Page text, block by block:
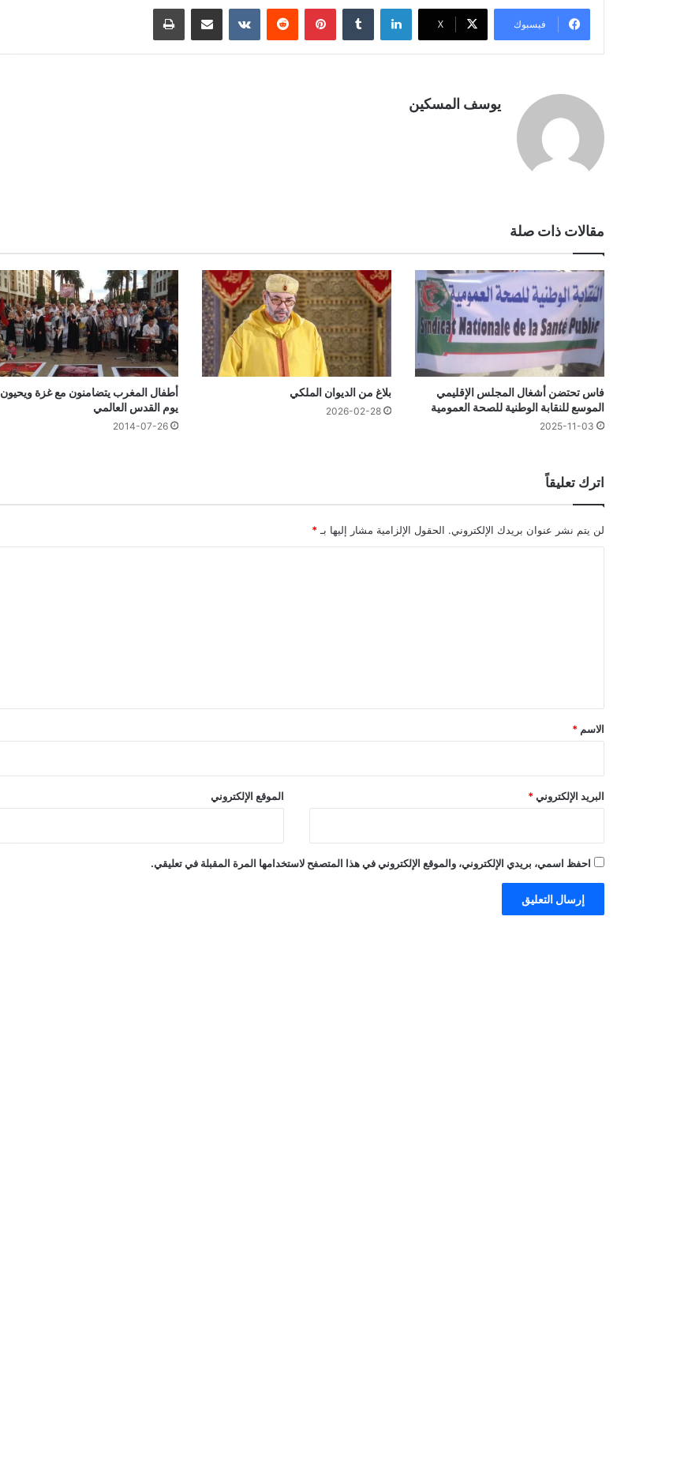
فيسبوك ‫X
لينكدإن بينتيريست مشاركة عبر البريد طباعة
يوسف المسكين
مقالات ذات صلة
فاس تحتضن أشغال المجلس الإقليمي
الموسع للنقابة الوطنية للصحة العمومية
2025-11-03
بلاغ من الديوان الملكي
2026-02-28
أطفال المغرب يتضامنون مع غزة ويحيون
يوم القدس العالمي
2014-07-26
اترك تعليقاً
لن يتم نشر عنوان بريدك الإلكتروني. الحقول الإلزامية مشار إليها بـ *
*
الاسم *
البريد الإلكتروني * الموقع الإلكتروني
احفظ اسمي، بريدي الإلكتروني، والموقع الإلكتروني في هذا المتصفح لاستخدامها المرة المقبلة في تعليقي.